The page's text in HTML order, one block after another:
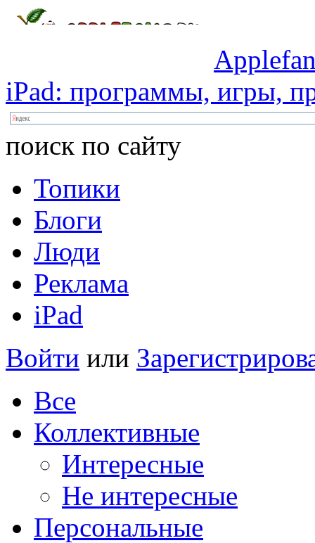
iPad: программы, игры,
поиск по сайту
Топики
Блоги
Люди
Реклама
iPad
Войти или
Все
Коллективные
Интересные
Не интересные
Персональные